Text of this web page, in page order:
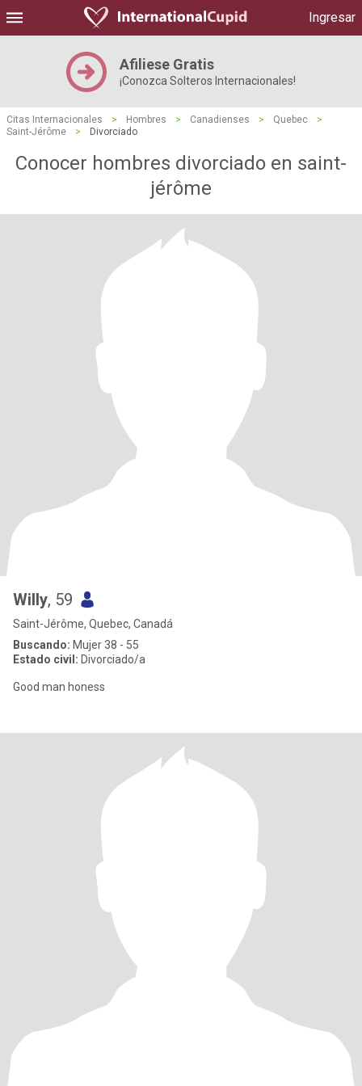
Ingresar
Afiliese Gratis
¡Conozca Solteros Internacionales!
Citas Internacionales > Hombres > Canadienses > Quebec
>
Saint-Jérôme
> Divorciado
Conocer hombres divorciado en saint-
jérôme
Willy, 59
Saint-Jérôme, Quebec, Canadá
Buscando: Mujer 38 - 55
Estado civil: Divorciado/a
Good man honess